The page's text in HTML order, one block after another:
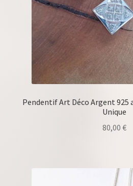
Pendentif Art Déco Argent 925
Unique
80,00 €